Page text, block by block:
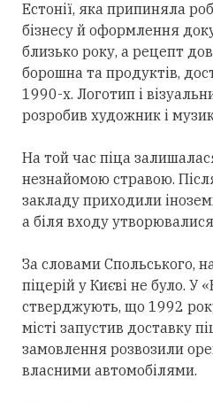
Естонії, яка припиняла
бізнесу й оформлення
близько року, а рецепт
борошна та продуктів,
1990-х. Логотип і
розробив художник і
На той час піца
незнайомою стравою.
закладу приходили
а біля входу
За словами Спольського,
піцерій у Києві не було. У
стверджують, що 1992
місті запустив доставку
замовлення розвозили
власними автомобілями.